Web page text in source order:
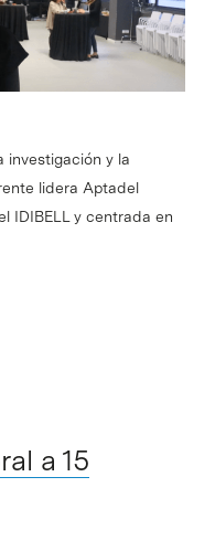
investigación y la
lidera Aptadel
IDIBELL y centrada en
a 15